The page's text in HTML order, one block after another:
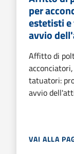
per
estetisti
avvio
Affitto di
tatuatori:
avvio
VAI ALLA